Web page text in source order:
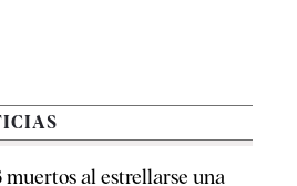
muertos al estrellarse una